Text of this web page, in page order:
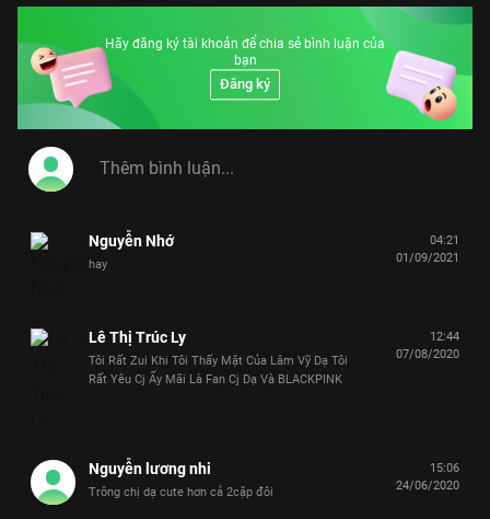
Hãy đăng ký tài khoản để chia sẻ bình luận của
bạn
Đăng ký
Nguyễn Nhớ
hay
04:21
01/09/2021
Lê Thị Trúc Ly
Tôi Rất Zui Khi Tôi Thấy Mặt Của Lâm Vỹ Dạ Tôi
Rất Yêu Cj Ấy Mãi Là Fan Cj Dạ Và BLACKPINK
12:44
07/08/2020
Nguyễn lương nhi
Trông chị dạ cute hơn cả 2cặp đôi
15:06
24/06/2020